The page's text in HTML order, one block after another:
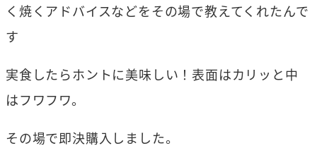
く焼くアドバイスなどをその場で教えてくれたんで
す
実食したらホントに美味しい！表面はカリッと中
はフワフワ。
その場で即決購入しました。